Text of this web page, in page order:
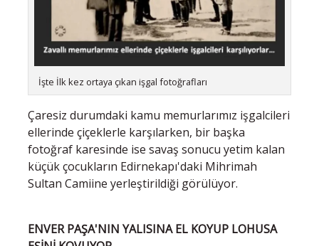
İşte İlk kez ortaya çıkan işgal fotoğrafları
Çaresiz durumdaki kamu memurlarımız işgalcileri
ellerinde çiçeklerle karşılarken, bir başka
fotoğraf karesinde ise savaş sonucu yetim kalan
küçük çocukların Edirnekapı'daki Mihrimah
Sultan Camiine yerleştirildiği görülüyor.
ENVER PAŞA'NIN YALISINA EL KOYUP LOHUSA